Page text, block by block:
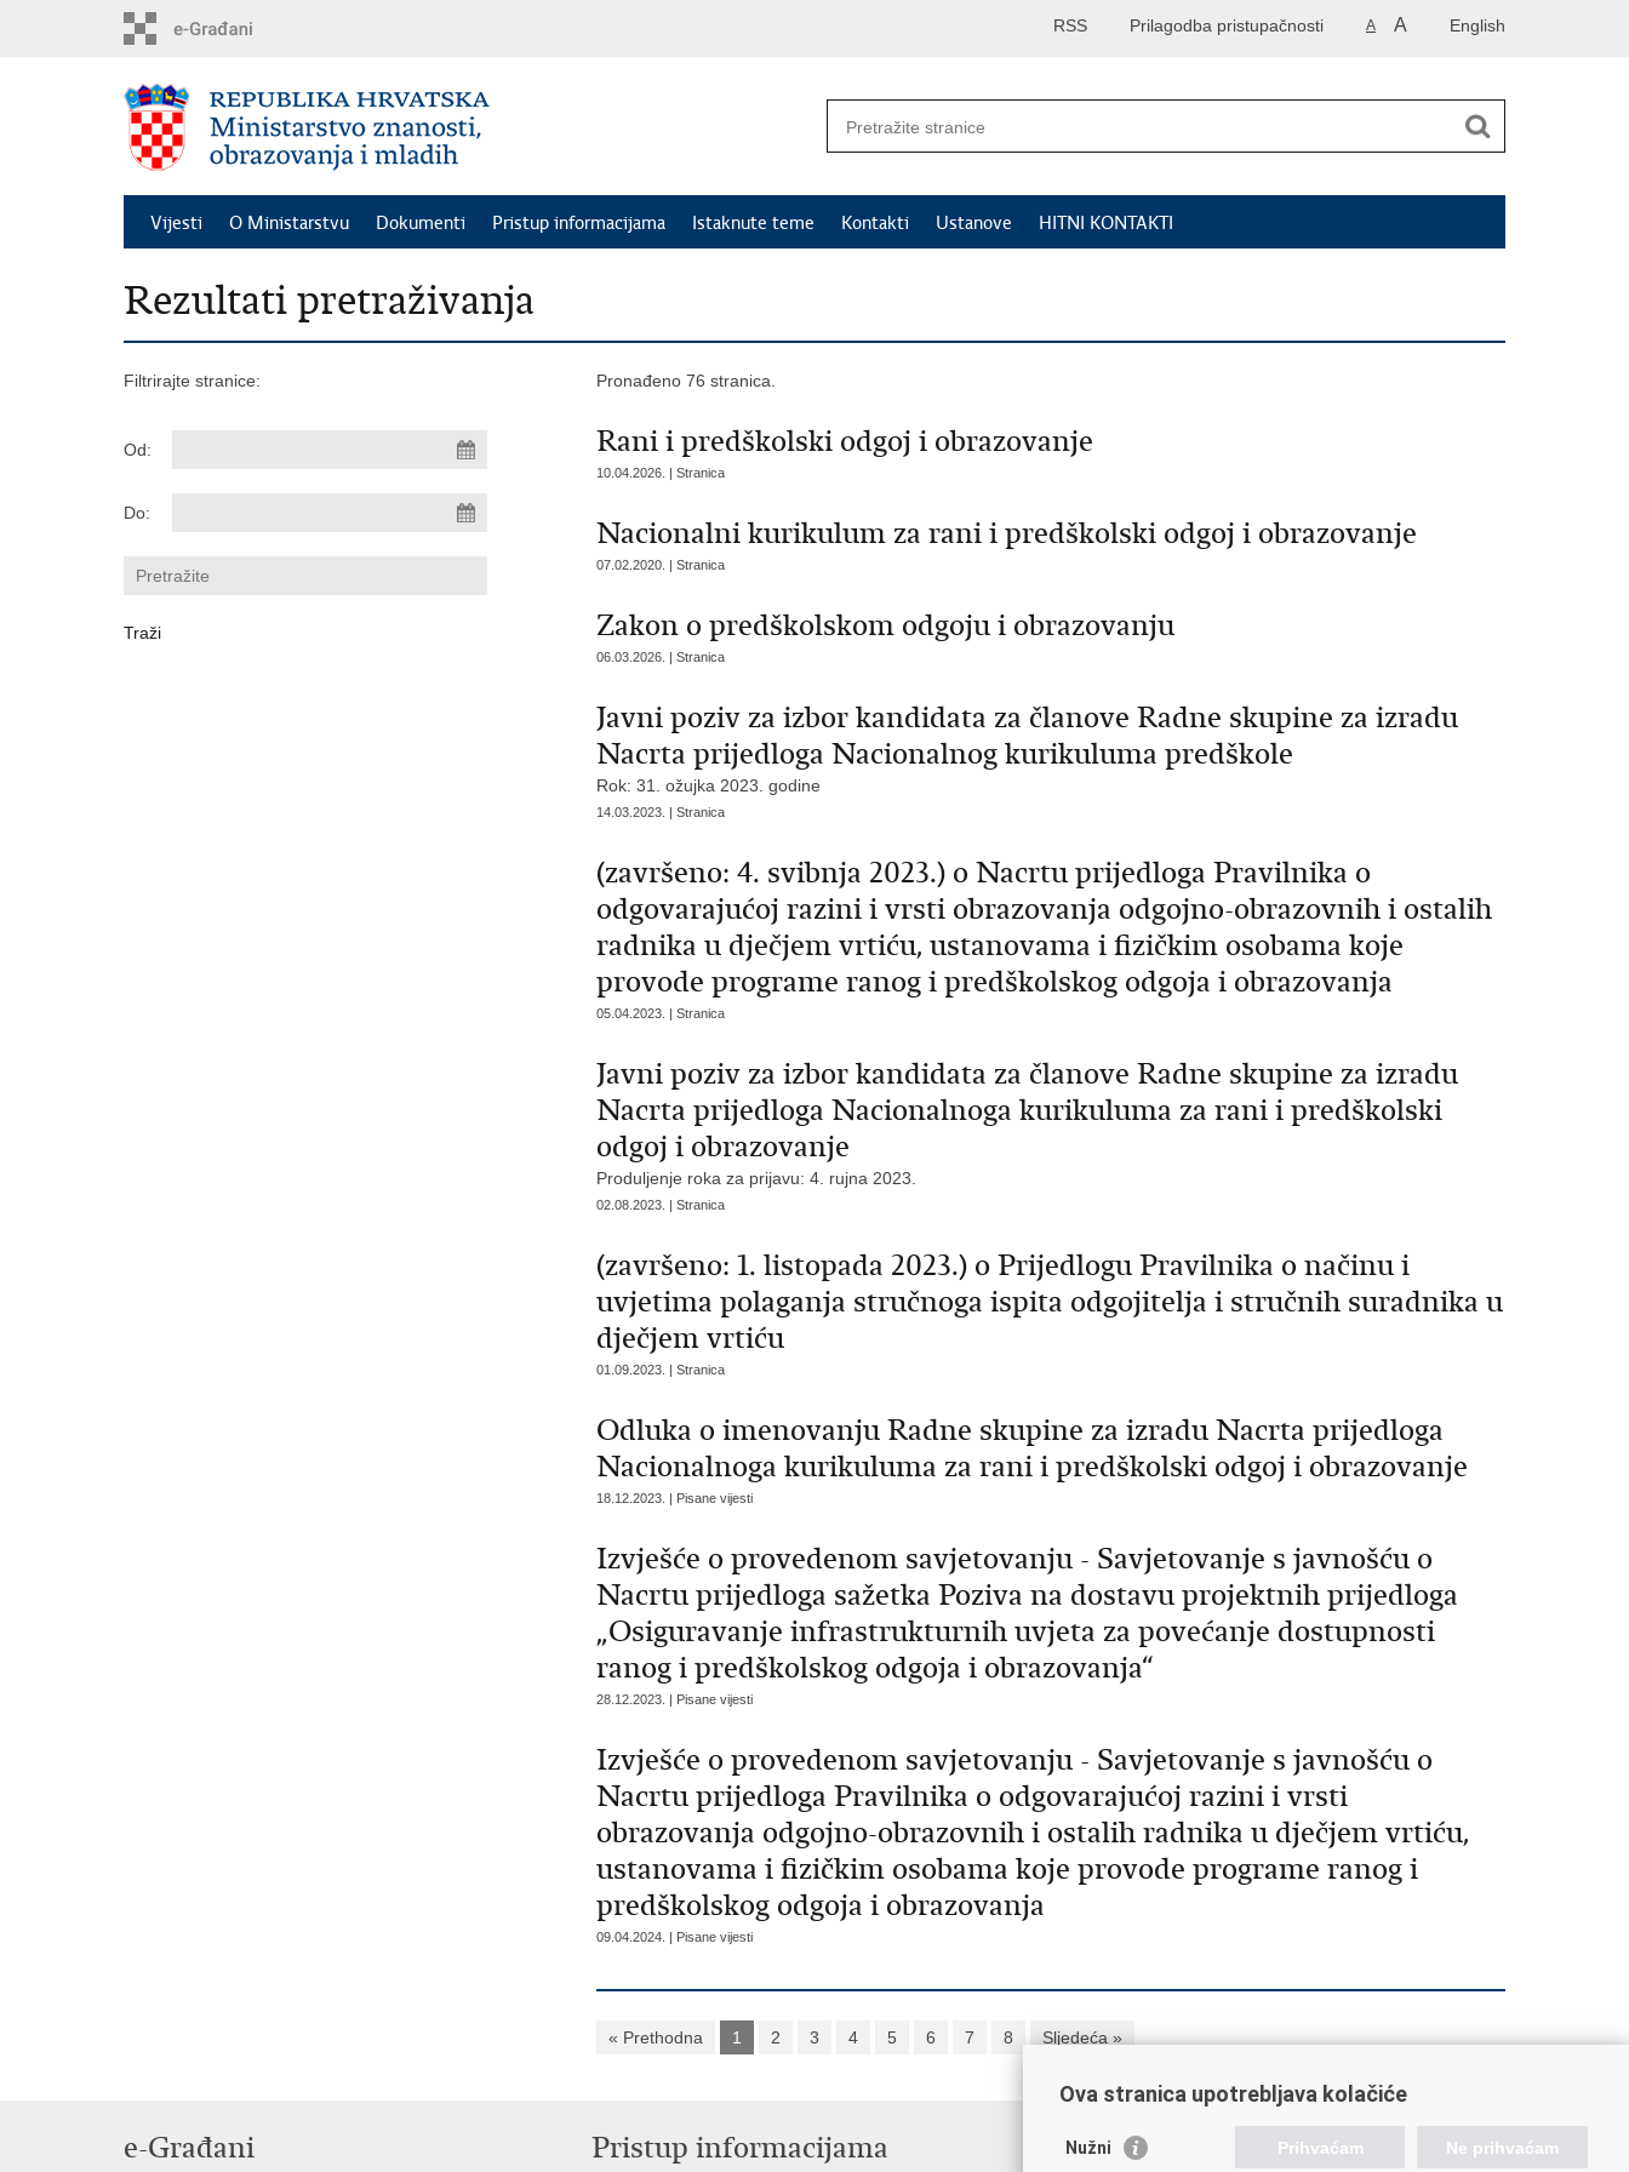
English
A A
Prilagodba pristupačnosti
RSS
Vijesti O Ministarstvu Dokumenti Pristup informacijama Istaknute teme Kontakti Ustanove HITNI KONTAKTI
Rezultati pretraživanja
Filtrirajte stranice:
Od:
Do:
Pronađeno 76 stranica.
Rani i predškolski odgoj i obrazovanje
10.04.2026. | Stranica
Nacionalni kurikulum za rani i predškolski odgoj i obrazovanje
07.02.2020. | Stranica
Zakon o predškolskom odgoju i obrazovanju
06.03.2026. | Stranica
Javni poziv za izbor kandidata za članove Radne skupine za izradu
Nacrta prijedloga Nacionalnog kurikuluma predškole
Rok: 31. ožujka 2023. godine
14.03.2023. | Stranica
(završeno: 4. svibnja 2023.) o Nacrtu prijedloga Pravilnika o
odgovarajućoj razini i vrsti obrazovanja odgojno-obrazovnih i ostalih
radnika u dječjem vrtiću, ustanovama i fizičkim osobama koje
provode programe ranog i predškolskog odgoja i obrazovanja
05.04.2023. | Stranica
Javni poziv za izbor kandidata za članove Radne skupine za izradu
Nacrta prijedloga Nacionalnoga kurikuluma za rani i predškolski
odgoj i obrazovanje
Produljenje roka za prijavu: 4. rujna 2023.
02.08.2023. | Stranica
(završeno: 1. listopada 2023.) o Prijedlogu Pravilnika o načinu i
uvjetima polaganja stručnoga ispita odgojitelja i stručnih suradnika u
dječjem vrtiću
01.09.2023. | Stranica
Odluka o imenovanju Radne skupine za izradu Nacrta prijedloga
Nacionalnoga kurikuluma za rani i predškolski odgoj i obrazovanje
18.12.2023. | Pisane vijesti
Izvješće o provedenom savjetovanju - Savjetovanje s javnošću o
Nacrtu prijedloga sažetka Poziva na dostavu projektnih prijedloga
„Osiguravanje infrastrukturnih uvjeta za povećanje dostupnosti
ranog i predškolskog odgoja i obrazovanja“
28.12.2023. | Pisane vijesti
Izvješće o provedenom savjetovanju - Savjetovanje s javnošću o
Nacrtu prijedloga Pravilnika o odgovarajućoj razini i vrsti
obrazovanja odgojno-obrazovnih i ostalih radnika u dječjem vrtiću,
ustanovama i fizičkim osobama koje provode programe ranog i
predškolskog odgoja i obrazovanja
09.04.2024. | Pisane vijesti
« Prethodna 1 2 3 4 5 6 7 8 Sljedeća »
e-Građani Pristup informacijama Korisne poveznice
Ova stranica upotrebljava kolačiće
Nužni Prihvaćam Ne prihvaćam